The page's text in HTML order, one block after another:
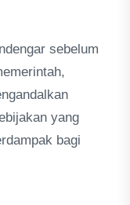
sebelum
yang
bagi